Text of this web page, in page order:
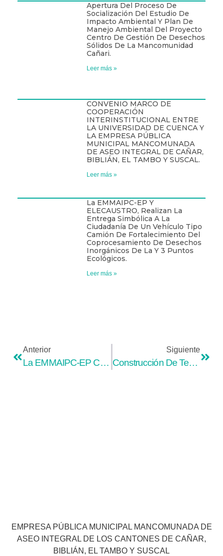
Apertura Del Proceso De
Socialización Del Estudio De
Impacto Ambiental Y Plan De
Manejo Ambiental Del Proyecto
Centro De Gestión De Desechos
Sólidos De La Mancomunidad
Cañari.
Leer más »
CONVENIO MARCO DE
COOPERACIÓN
INTERINSTITUCIONAL ENTRE
LA UNIVERSIDAD DE CUENCA Y
LA EMPRESA PÚBLICA
MUNICIPAL MANCOMUNADA
DE ASEO INTEGRAL DE CAÑAR,
BIBLIÁN, EL TAMBO Y SUSCAL.
Leer más »
La EMMAIPC-EP Y
ELECAUSTRO, Realizan La
Entrega Simbólica A La
Ciudadanía De Un Vehículo Tipo
Camión De Fortalecimiento Del
Coprocesamiento De Desechos
Inorgánicos De La Y 3 Puntos
Ecológicos.
Leer más »
Anterior
La EMMAIPC-EP CONFORMÓ ASAMBLEA CIUDADANA LOCAL PARA INICIAR PROCESO DE RENDICIÓN DE CUENTAS 2023.
Siguiente
Construcción De Techo Y Muro En El Centro De Gestión De Yurak Kasha
EMPRESA PÚBLICA MUNICIPAL MANCOMUNADA DE
ASEO INTEGRAL DE LOS CANTONES DE CAÑAR,
BIBLIÁN, EL TAMBO Y SUSCAL